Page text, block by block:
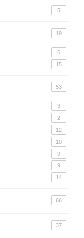
5
19
6
15
53
3
2
12
10
9
9
14
66
37